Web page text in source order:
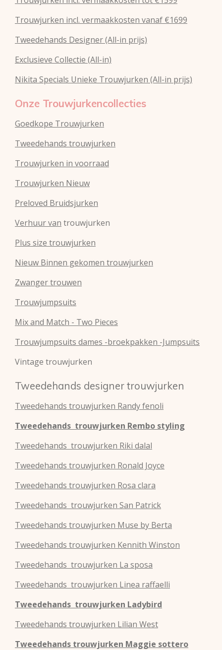
Trouwjurken incl. vermaakkosten vanaf €1699
Tweedehands Designer (All-in prijs)
Exclusieve Collectie (All-in)
Nikita Specials Unieke Trouwjurken (All-in prijs)
Onze Trouwjurkencollecties
Goedkope Trouwjurken
Tweedehands trouwjurken
Trouwjurken in voorraad
Trouwjurken Nieuw
Preloved Bruidsjurken
Verhuur van trouwjurken
Plus size trouwjurken
Nieuw Binnen gekomen trouwjurken
Zwanger trouwen
Trouwjumpsuits
Mix and Match - Two Pieces
Trouwjumpsuits dames -broekpakken -Jumpsuits
Vintage trouwjurken
Tweedehands designer trouwjurken
Tweedehands trouwjurken Randy fenoli
Tweedehands trouwjurken Rembo styling
Tweedehands trouwjurken Riki dalal
Tweedehands trouwjurken Ronald Joyce
Tweedehands trouwjurken Rosa clara
Tweedehands trouwjurken San Patrick
Tweedehands trouwjurken Muse by Berta
Tweedehands trouwjurken Kennith Winston
Tweedehands trouwjurken La sposa
Tweedehands trouwjurken Linea raffaelli
Tweedehands trouwjurken Ladybird
Tweedehands trouwjurken Lilian West
Tweedehands trouwjurken Maggie sottero